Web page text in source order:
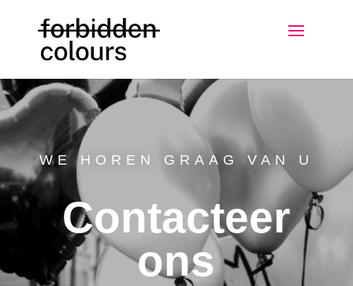
WE HOREN GRAAG VAN U
Contacteer
ons